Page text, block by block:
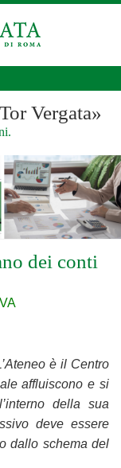
Vergata»
dei conti
è il Centro
affluiscono e si
della sua
deve essere
dallo schema del